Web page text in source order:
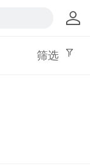
筛选